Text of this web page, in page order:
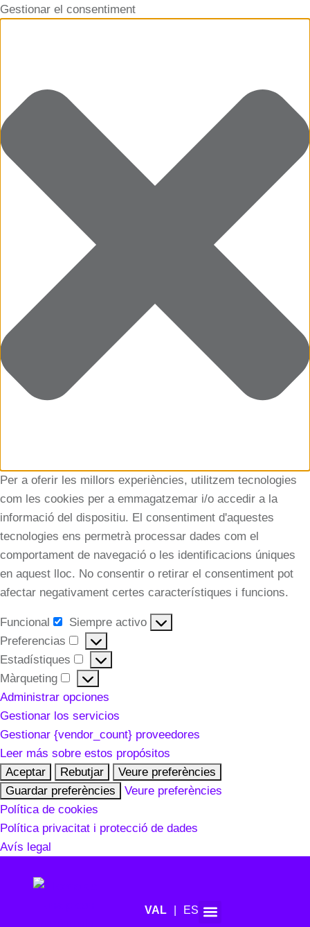
Gestionar el consentiment
Per a oferir les millors experiències, utilitzem tecnologies
com les cookies per a emmagatzemar i/o accedir a la
informació del dispositiu. El consentiment d'aquestes
tecnologies ens permetrà processar dades com el
comportament de navegació o les identificacions úniques
en aquest lloc. No consentir o retirar el consentiment pot
afectar negativament certes característiques i funcions.
Funcional
Siempre activo
Preferencias
Estadístiques
Màrqueting
Administrar opciones
Gestionar los servicios
Gestionar {vendor_count} proveedores
Leer más sobre estos propósitos
Aceptar
Rebutjar
Veure preferències
Guardar preferències
Veure preferències
Política de cookies
Política privacitat i protecció de dades
Avís legal
ES